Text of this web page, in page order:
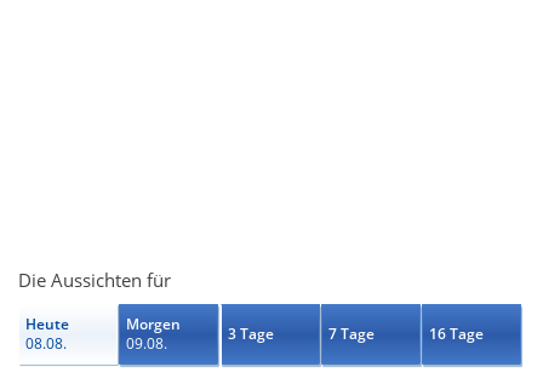
Die Aussichten für
Heute
08.08.
Morgen
09.08.
3 Tage 7 Tage 16 Tage